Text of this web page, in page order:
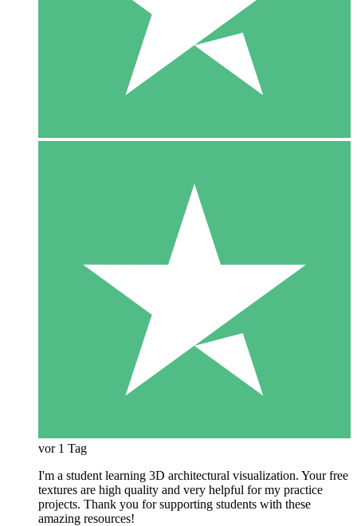
vor 1 Tag
I'm a student learning 3D architectural visualization. Your free
textures are high quality and very helpful for my practice
projects. Thank you for supporting students with these
amazing resources!